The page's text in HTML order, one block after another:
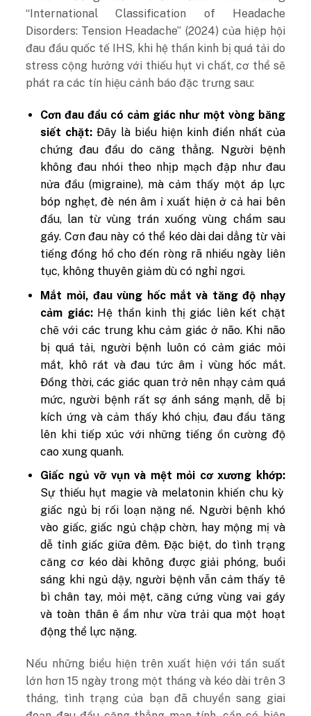
“ International Classification of Headache
Disorders: Tension Headache” (2024) của hiệp hội
đau đầu quốc tế IHS, khi hệ thần kinh bị quá tải do
stress cộng hưởng với thiếu hụt vi chất, cơ thể sẽ
phát ra các tín hiệu cảnh báo đặc trưng sau:
Cơn đau đầu có cảm giác như một vòng băng
siết chặt: Đây là biểu hiện kinh điển nhất của
chứng đau đầu do căng thẳng. Người bệnh
không đau nhói theo nhịp mạch đập như đau
nửa đầu (migraine), mà cảm thấy một áp lực
bóp nghẹt, đè nén âm ỉ xuất hiện ở cả hai bên
đầu, lan từ vùng trán xuống vùng chẩm sau
gáy. Cơn đau này có thể kéo dài dai dẳng từ vài
tiếng đồng hồ cho đến ròng rã nhiều ngày liên
tục, không thuyên giảm dù có nghỉ ngơi.
Mắt mỏi, đau vùng hốc mắt và tăng độ nhạy
cảm giác:Hệ thần kinh thị giác liên kết chặt
chẽ với các trung khu cảm giác ở não. Khi não
bị quá tải, người bệnh luôn có cảm giác mỏi
mắt, khô rát và đau tức âm ỉ vùng hốc mắt.
Đồng thời, các giác quan trở nên nhạy cảm quá
mức, người bệnh rất sợ ánh sáng mạnh, dễ bị
kích ứng và cảm thấy khó chịu, đau đầu tăng
lên khi tiếp xúc với những tiếng ồn cường độ
cao xung quanh.
Giấc ngủ vỡ vụn và mệt mỏi cơ xương khớp:
Sự thiếu hụt magie và melatonin khiến chu kỳ
giấc ngủ bị rối loạn nặng nề. Người bệnh khó
vào giấc, giấc ngủ chập chờn, hay mộng mị và
dễ tỉnh giấc giữa đêm. Đặc biệt, do tình trạng
căng cơ kéo dài không được giải phóng, buổi
sáng khi ngủ dậy, người bệnh vẫn cảm thấy tê
bì chân tay, mỏi mệt, căng cứng vùng vai gáy
và toàn thân ê ẩm như vừa trải qua một hoạt
động thể lực nặng.
Nếu những biểu hiện trên xuất hiện với tần suất
lớn hơn 15 ngày trong một tháng và kéo dài trên 3
tháng, tình trạng của bạn đã chuyển sang giai